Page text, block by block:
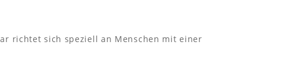
richtet sich speziell an Menschen mit einer